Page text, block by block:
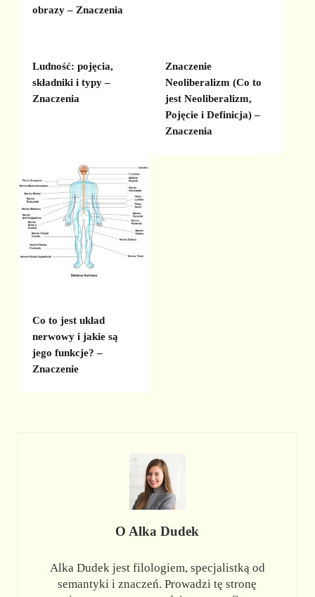
obrazy – Znaczenia
Ludność: pojęcia,
składniki i typy –
Znaczenia
Znaczenie
Neoliberalizm (Co to
jest Neoliberalizm,
Pojęcie i Definicja) –
Znaczenia
Co to jest układ
nerwowy i jakie są
jego funkcje? –
Znaczenie
O Alka Dudek
Alka Dudek jest filologiem, specjalistką od
semantyki i znaczeń. Prowadzi tę stronę